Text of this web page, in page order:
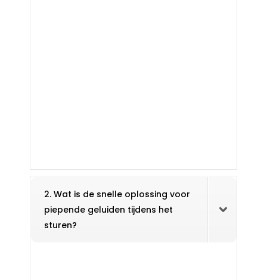
2. Wat is de snelle oplossing voor
piepende geluiden tijdens het
sturen?